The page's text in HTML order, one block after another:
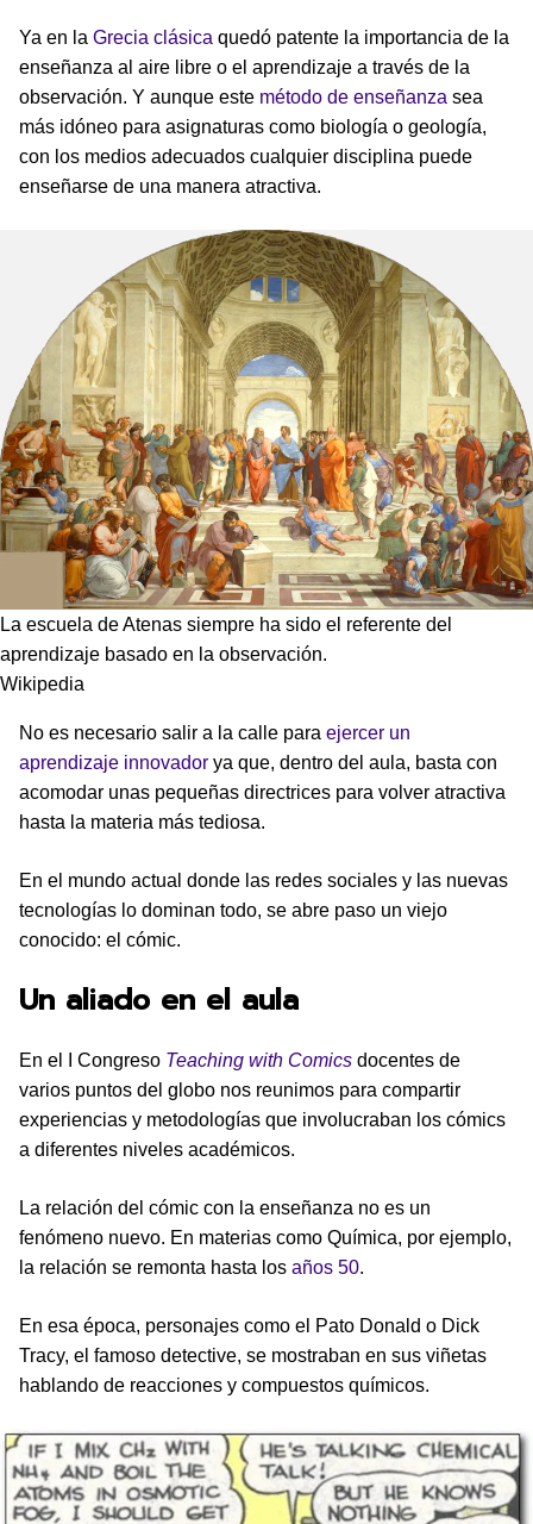
Ya en la Grecia clásica quedó patente la importancia de la
enseñanza al aire libre o el aprendizaje a través de la
observación. Y aunque este método de enseñanza sea
más idóneo para asignaturas como biología o geología,
con los medios adecuados cualquier disciplina puede
enseñarse de una manera atractiva.
La escuela de Atenas siempre ha sido el referente del
aprendizaje basado en la observación.
Wikipedia
No es necesario salir a la calle para ejercer un
aprendizaje innovador ya que, dentro del aula, basta con
acomodar unas pequeñas directrices para volver atractiva
hasta la materia más tediosa.
En el mundo actual donde las redes sociales y las nuevas
tecnologías lo dominan todo, se abre paso un viejo
conocido: el cómic.
Un aliado en el aula
En el I Congreso Teaching with Comics docentes de
varios puntos del globo nos reunimos para compartir
experiencias y metodologías que involucraban los cómics
a diferentes niveles académicos.
La relación del cómic con la enseñanza no es un
fenómeno nuevo. En materias como Química, por ejemplo,
la relación se remonta hasta los años 50.
En esa época, personajes como el Pato Donald o Dick
Tracy, el famoso detective, se mostraban en sus viñetas
hablando de reacciones y compuestos químicos.